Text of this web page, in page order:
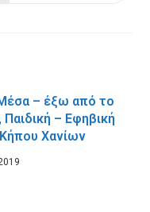
– έξω από το
Παιδική – Εφηβική
Χανίων